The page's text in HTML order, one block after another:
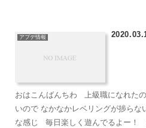
アプデ情報
おはこんばんちわ 上級職になれた
いので なかなかレベリングが捗らな
な感じ 毎日楽しく遊んでるよー！